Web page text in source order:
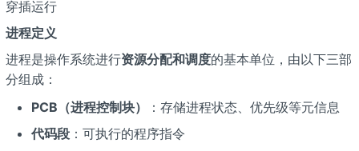
穿插运行
进程定义
进程是操作系统进行资源分配和调度的基本单位，由以下三部
分组成：
PCB（进程控制块）
：存储进程状态、优先级等元信息
代码段：可执行的程序指令